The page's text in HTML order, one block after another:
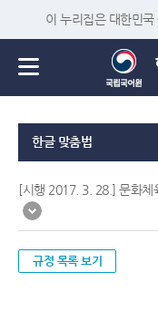
이 누리집은 대한민
한글 맞춤법
[시행 2017. 3. 28.] 문화
규정 목록 보기